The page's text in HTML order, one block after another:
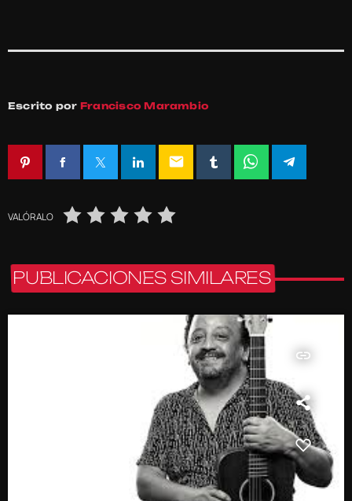
Escrito por Francisco Marambio
email
VALÓRALO
PUBLICACIONES SIMILARES
insert_link